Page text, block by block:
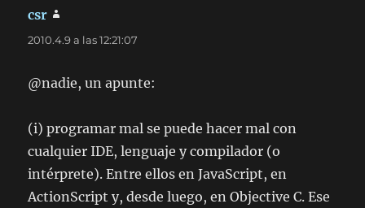
csr
2010.4.9 a las 12:21:07
@nadie, un apunte:
(i) programar mal se puede hacer mal con
cualquier IDE, lenguaje y compilador (o
intérprete). Entre ellos en JavaScript, en
ActionScript y, desde luego, en Objective C. Ese